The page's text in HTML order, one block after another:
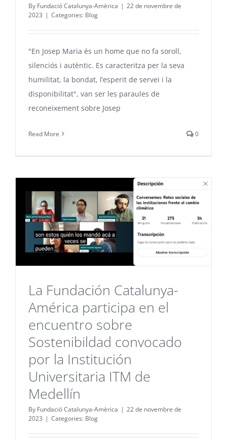
By Fundació Catalunya-Amèrica | 22 de novembre de
2023 | Categories: Blog
"En Josep Maria és un home que no fa soroll,
silenciós i autèntic. Es caracteritza per la seva
humilitat, la bondat, l’esperit de servei i la
disponibilitat", van ser les paraules de
reconeixement sobre Josep
Read More 0
La Fundación Catalunya-
América participa en el
encuentro sobre
Sostenibildad convocado
por la Institución
Universitaria ITM de
Medellín
By Fundació Catalunya-Amèrica | 22 de novembre de
2023 | Categories: Blog